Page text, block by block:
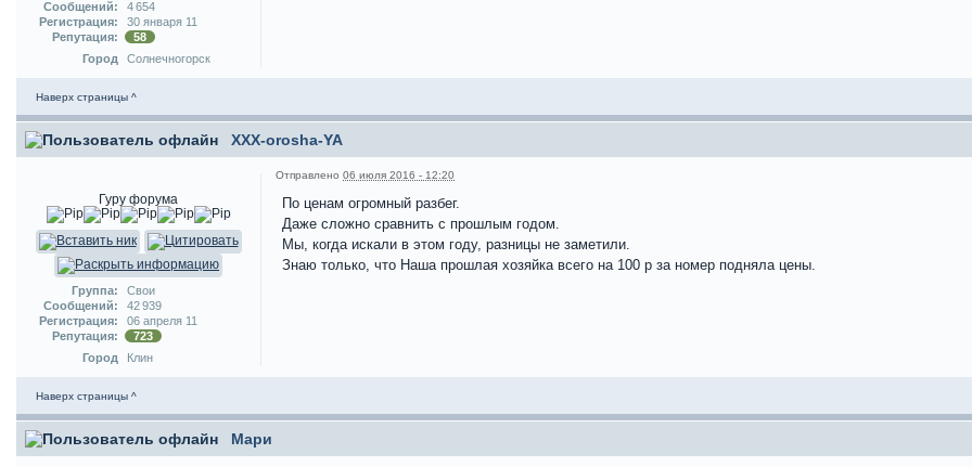
Сообщений:
4 654
Регистрация:
30 января 11
Репутация:
58
Город
Солнечногорск
Наверх страницы ^
XXX-orosha-YA
Гуру форума
Группа:
Свои
Сообщений:
42 939
Регистрация:
06 апреля 11
Репутация:
723
Город
Клин
Отправлено 06 июля 2016 - 12:20
По ценам огромный разбег.
Даже сложно сравнить с прошлым годом.
Мы, когда искали в этом году, разницы не заметили.
Знаю только, что Наша прошлая хозяйка всего на 100 р за номер подняла цены.
Наверх страницы ^
Мари